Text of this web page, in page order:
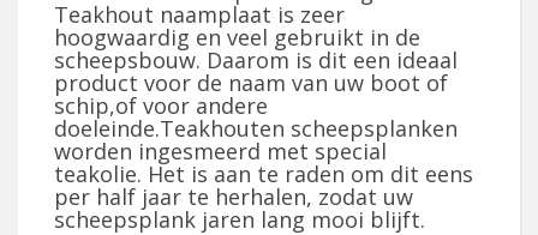
Teakhout naamplaat is zeer
hoogwaardig en veel gebruikt in de
scheepsbouw. Daarom is dit een ideaal
product voor de naam van uw boot of
schip,of voor andere
doeleinde.Teakhouten scheepsplanken
worden ingesmeerd met special
teakolie. Het is aan te raden om dit eens
per half jaar te herhalen, zodat uw
scheepsplank jaren lang mooi blijft.